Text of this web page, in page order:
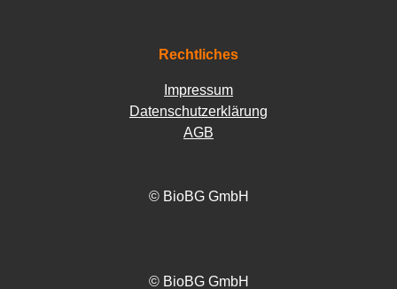
Rechtliches
Impressum
Datenschutzerklärung
AGB
© BioBG GmbH
© BioBG GmbH